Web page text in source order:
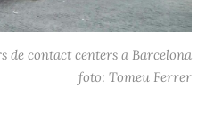
de contact centers a Barcelona
foto: Tomeu Ferrer